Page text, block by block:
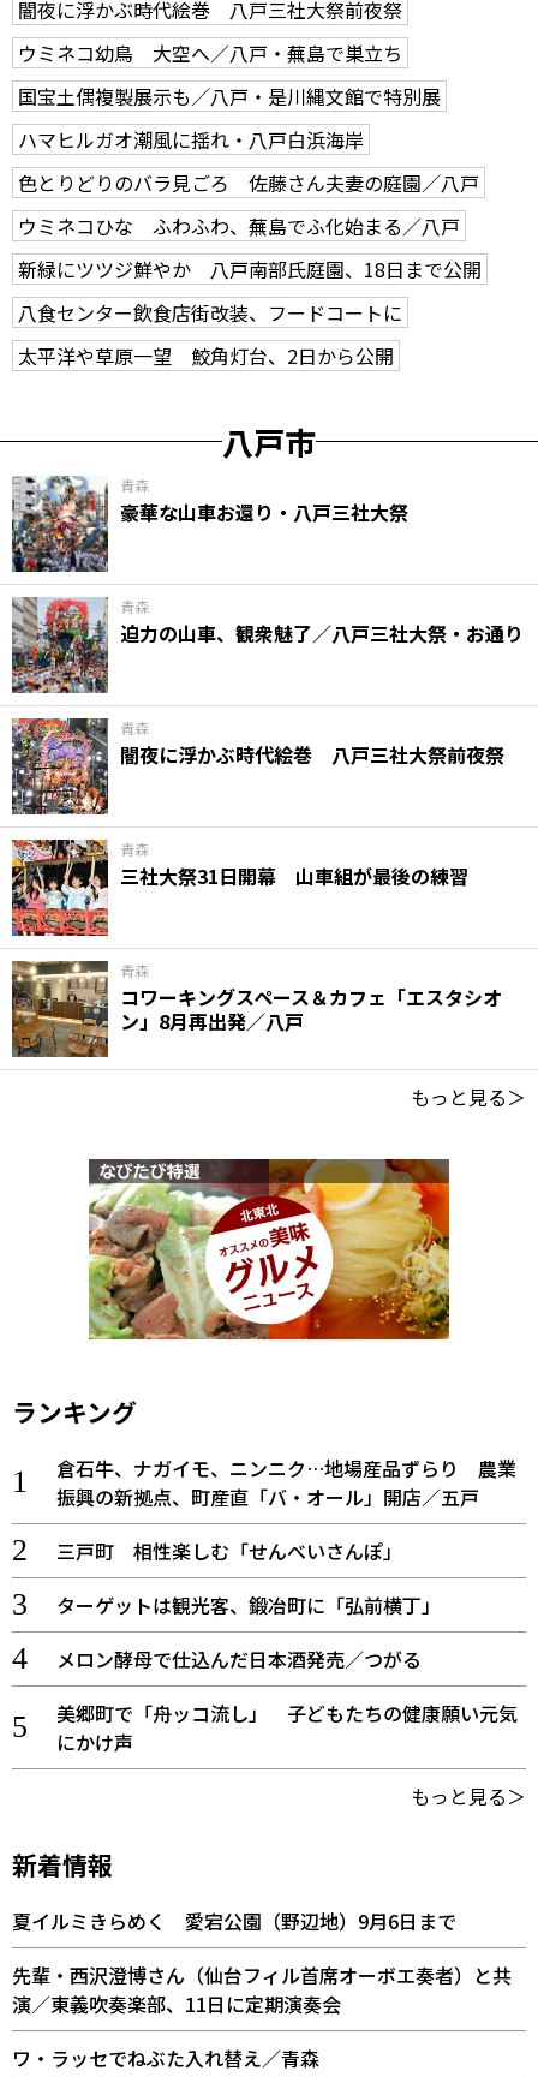
闇夜に浮かぶ時代絵巻 八戸三社大祭前夜祭
ウミネコ幼鳥 大空へ／八戸・蕪島で巣立ち
国宝土偶複製展示も／八戸・是川縄文館で特別展
ハマヒルガオ潮風に揺れ・八戸白浜海岸
色とりどりのバラ見ごろ 佐藤さん夫妻の庭園／八戸
ウミネコひな ふわふわ、蕪島でふ化始まる／八戸
新緑にツツジ鮮やか 八戸南部氏庭園、18日まで公開
八食センター飲食店街改装、フードコートに
太平洋や草原一望 鮫角灯台、2日から公開
八戸市
青森
豪華な山車お還り・八戸三社大祭
青森
迫力の山車、観衆魅了／八戸三社大祭・お通り
青森
闇夜に浮かぶ時代絵巻 八戸三社大祭前夜祭
青森
三社大祭31日開幕 山車組が最後の練習
青森
コワーキングスペース＆カフェ「エスタシオ
ン」8月再出発／八戸
もっと見る＞
ランキング
倉石牛、ナガイモ、ニンニク…地場産品ずらり 農業
振興の新拠点、町産直「バ・オール」開店／五戸
三戸町 相性楽しむ「せんべいさんぽ」
ターゲットは観光客、鍛冶町に「弘前横丁」
メロン酵母で仕込んだ日本酒発売／つがる
美郷町で「舟ッコ流し」 子どもたちの健康願い元気
にかけ声
もっと見る＞
新着情報
夏イルミきらめく 愛宕公園（野辺地）9月6日まで
先輩・西沢澄博さん（仙台フィル首席オーボエ奏者）と共
演／東義吹奏楽部、11日に定期演奏会
ワ・ラッセでねぶた入れ替え／青森